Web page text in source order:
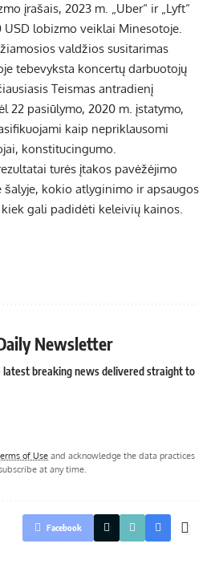
įrašais, 2023 m. „Uber“ ir „Lyft“
lobizmo veiklai Minesotoje.
valdžios susitarimas
tebevyksta koncertų darbuotojų
Teismas antradienį
22 pasiūlymo, 2020 m. įstatymo,
kaip nepriklausomi
konstitucingumo.
turės įtakos pavėžėjimo
kokio atlyginimo ir apsaugos
gali padidėti keleivių kainos.
Newsletter
latest breaking news delivered straight to
of Use and acknowledge the data practices
at any time.
Facebook